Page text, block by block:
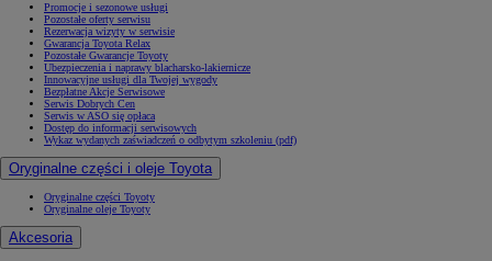
Promocje i sezonowe usługi
Pozostałe oferty serwisu
Rezerwacja wizyty w serwisie
Gwarancja Toyota Relax
Pozostałe Gwarancje Toyoty
Ubezpieczenia i naprawy blacharsko-lakiernicze
Innowacyjne usługi dla Twojej wygody
Bezpłatne Akcje Serwisowe
Serwis Dobrych Cen
Serwis w ASO się opłaca
Dostęp do informacji serwisowych
Wykaz wydanych zaświadczeń o odbytym szkoleniu (pdf)
Oryginalne części i oleje Toyota
Oryginalne części Toyoty
Oryginalne oleje Toyoty
Akcesoria